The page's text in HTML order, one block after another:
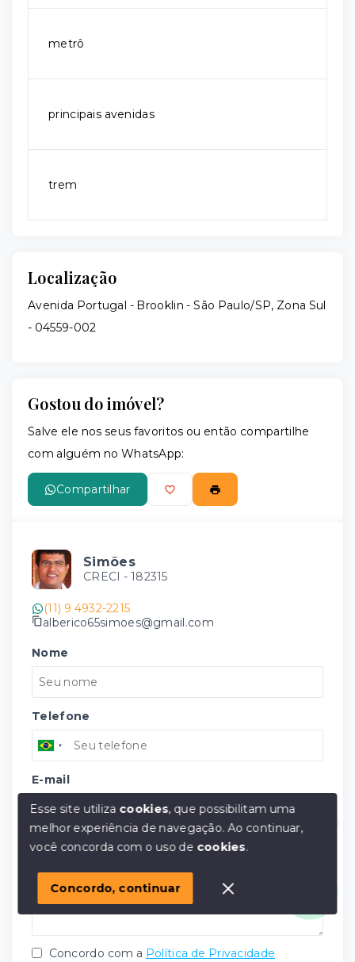
metrô
principais avenidas
trem
Localização
Avenida Portugal - Brooklin - São Paulo/SP, Zona Sul
- 04559-002
Gostou do imóvel?
Salve ele nos seus favoritos ou então compartilhe
com alguém no WhatsApp:
Compartilhar
Simões
CRECI - 182315
(11) 9 4932-2215
alberico65simoes@gmail.com
Nome
Telefone
E-mail
Mensagem
Concordo com a Política de Privacidade
Olá! em posso ajudar?
Esse site utiliza cookies, que possibilitam uma
melhor experiência de navegação.Ao continuar,
você concorda com o uso de cookies.
Concordo, continuar